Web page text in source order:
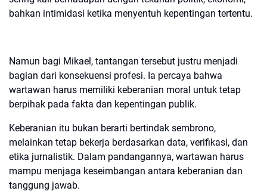
bahkan intimidasi ketika menyentuh kepentingan tertentu.
Namun bagi Mikael, tantangan tersebut justru menjadi
bagian dari konsekuensi profesi. Ia percaya bahwa
wartawan harus memiliki keberanian moral untuk tetap
berpihak pada fakta dan kepentingan publik.
Keberanian itu bukan berarti bertindak sembrono,
melainkan tetap bekerja berdasarkan data, verifikasi, dan
etika jurnalistik. Dalam pandangannya, wartawan harus
mampu menjaga keseimbangan antara keberanian dan
tanggung jawab.